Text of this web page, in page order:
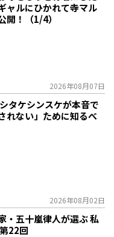
ャルにひかれて寺マル
開！（1/4）
2026年08月07日
タケシンスケが本音で
れない」ために知るべ
2026年08月02日
・五十嵐律人が選ぶ 私
22回